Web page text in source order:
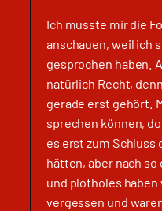
Ich musste mir die
anschauen, weil ich
gesprochen haben.
natürlich Recht,
gerade erst gehört.
sprechen können,
es erst zum Schluss
hätten, aber nach
und plotholes
vergessen und